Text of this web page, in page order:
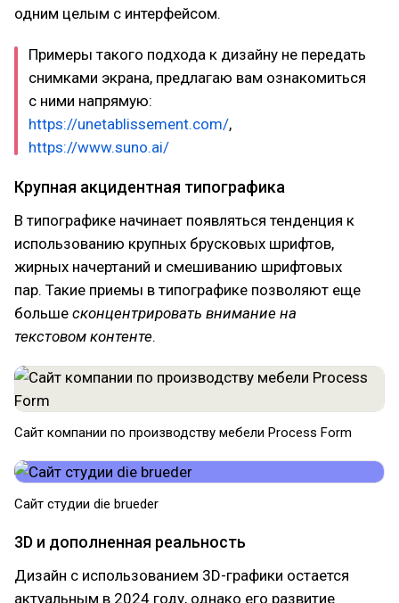
одним целым с интерфейсом.
Примеры такого подхода к дизайну не передать
снимками экрана, предлагаю вам ознакомиться
с ними напрямую:
https://unetablissement.com/,
https://www.suno.ai/
Крупная акцидентная типографика
В типографике начинает появляться тенденция к
использованию крупных брусковых шрифтов,
жирных начертаний и смешиванию шрифтовых
пар. Такие приемы в типографике позволяют еще
больше сконцентрировать внимание на
текстовом контенте.
Сайт компании по производству мебели Process Form
Сайт студии die brueder
3D и дополненная реальность
Дизайн с использованием 3D-графики остается
актуальным в 2024 году, однако его развитие